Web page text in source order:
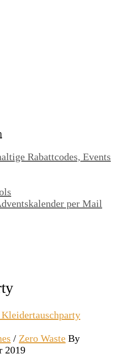
Rabattcodes, Events
per Mail
/ Zero Waste By
2019